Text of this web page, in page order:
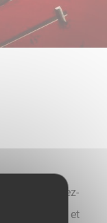
des rendez-
blues, le vin et